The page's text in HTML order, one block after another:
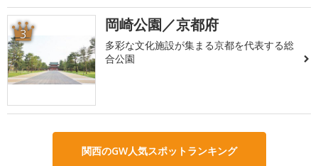
3 岡崎公園／京都府
多彩な文化施設が集まる京都を代表する総
合公園
関西のGW人気スポットランキング